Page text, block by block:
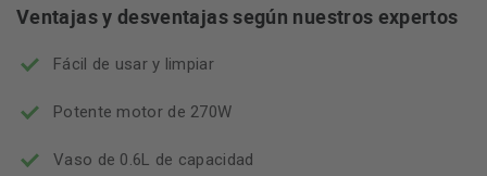
Ventajas y desventajas según nuestros expertos
Fácil de usar y limpiar
Potente motor de 270W
Vaso de 0.6L de capacidad